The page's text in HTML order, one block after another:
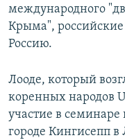
международного
Крыма",
Россию.
Лооде, который
коренных народов
участие в
городе Кингисепп в